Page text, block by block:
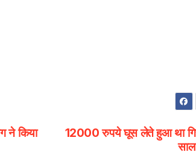
12000 रुपये घूस लेते हुआ था
ने किया